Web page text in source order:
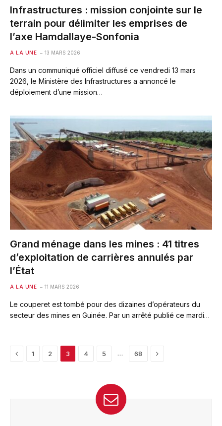
Infrastructures : mission conjointe sur le
terrain pour délimiter les emprises de
l’axe Hamdallaye-Sonfonia
A LA UNE 13 MARS 2026
Dans un communiqué officiel diffusé ce vendredi 13 mars
2026, le Ministère des Infrastructures a annoncé le
déploiement d’une mission…
Grand ménage dans les mines : 41 titres
d’exploitation de carrières annulés par
l’État
A LA UNE 11 MARS 2026
Le couperet est tombé pour des dizaines d’opérateurs du
secteur des mines en Guinée. Par un arrêté publié ce mardi…
Previous
1 2 3 4 5 … 68 Next